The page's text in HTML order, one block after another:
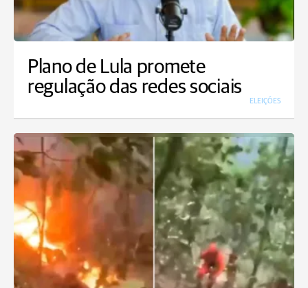
Plano de Lula promete
regulação das redes sociais
ELEIÇÕES